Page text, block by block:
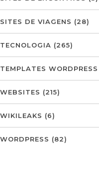
SITES DE VIAGENS (28)
TECNOLOGIA (265)
TEMPLATES WORDPRESS
WEBSITES (215)
WIKILEAKS (6)
WORDPRESS (82)